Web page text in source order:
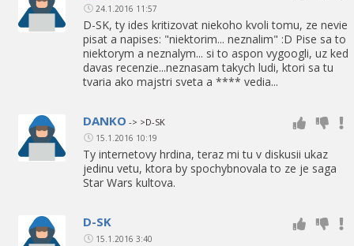
24.1.2016 11:57
D-SK, ty ides kritizovat niekoho kvoli tomu, ze nevie
pisat a napises: "niektorim... neznalim" :D Pise sa to
niektorym a neznalym... si to aspon vygoogli, uz ked
davas recenzie...neznasam takych ludi, ktori sa tu
tvaria ako majstri sveta a **** vedia...
DANKO -> >D-SK
15.1.2016 10:19
Ty internetovy hrdina, teraz mi tu v diskusii ukaz
jedinu vetu, ktora by spochybnovala to ze je saga
Star Wars kultova.
D-SK
15.1.2016 3:40